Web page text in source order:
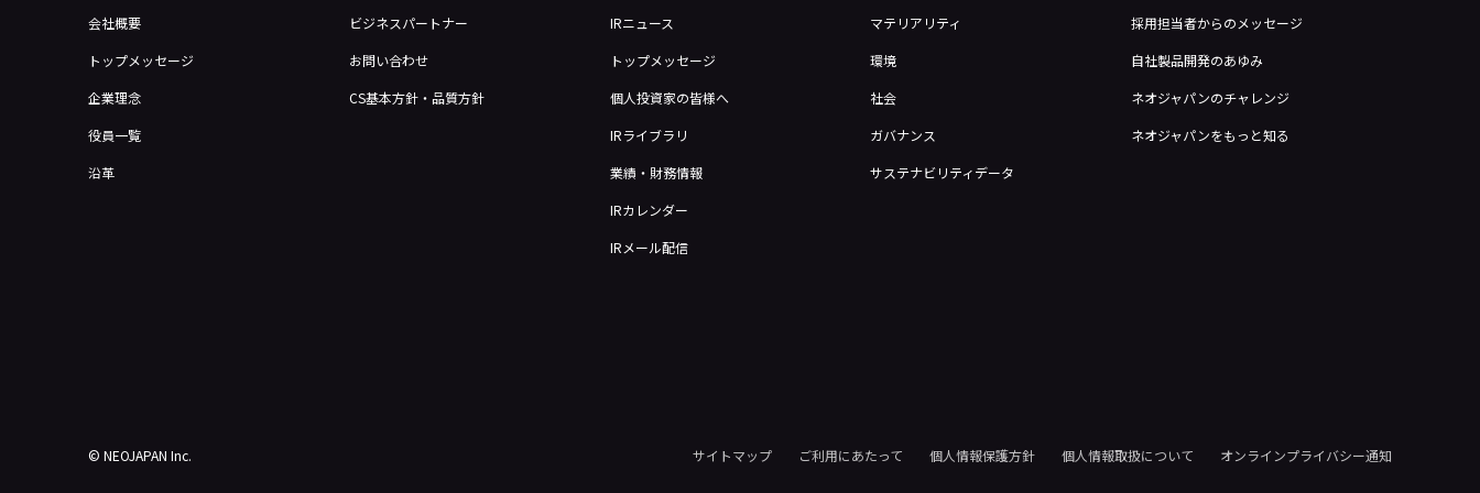
会社概要
トップメッセージ
企業理念
役員一覧
沿革
ビジネスパートナー
お問い合わせ
CS基本方針・品質方針
IRニュース
トップメッセージ
個人投資家の皆様へ
IRライブラリ
業績・財務情報
IRカレンダー
IRメール配信
マテリアリティ
環境
社会
ガバナンス
サステナビリティデータ
採用担当者からのメッセージ
自社製品開発のあゆみ
ネオジャパンのチャレンジ
ネオジャパンをもっと知る
© NEOJAPAN Inc. サイトマップ ご利用にあたって 個人情報保護方針 個人情報取扱について オンラインプライバシー通知